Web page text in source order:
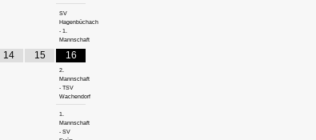
SV
Hagenbüchach
- 1.
Mannschaft
14 15 16
2.
Mannschaft
- TSV
Wachendorf
1.
Mannschaft
- SV